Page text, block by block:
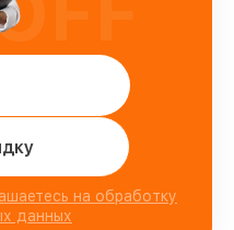
на обработку
данных